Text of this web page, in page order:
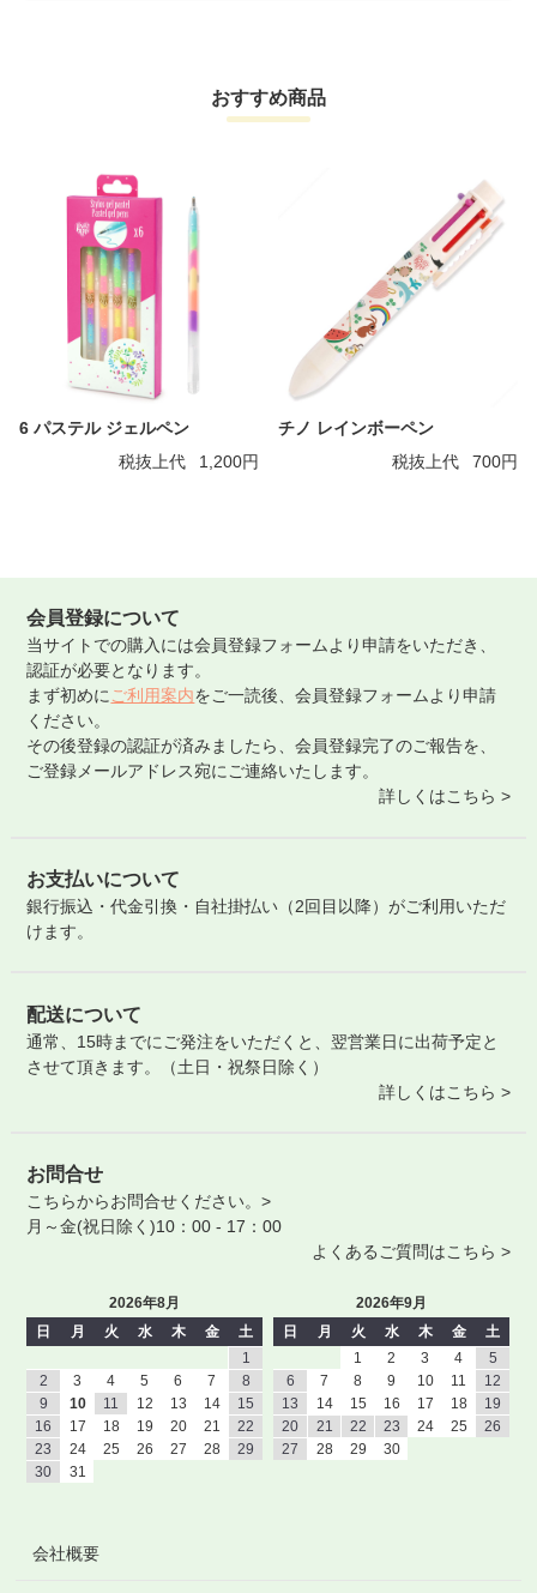
おすすめ商品
6 パステル ジェルペン
税抜上代
1,200円
チノ レインボーペン
税抜上代
700円
会員登録について
当サイトでの購入には会員登録フォームより申請をいただき、
認証が必要となります。
まず初めに ご利用案内をご一読後、会員登録フォームより申請
ください。
その後登録の認証が済みましたら、会員登録完了のご報告を、
ご登録メールアドレス宛にご連絡いたします。
詳しくはこちら >
お支払いについて
銀行振込・代金引換・自社掛払い（2回目以降）がご利用いただ
けます。
配送について
通常、15時までにご発注をいただくと、翌営業日に出荷予定と
させて頂きます。（土日・祝祭日除く）
詳しくはこちら >
お問合せ
こちらからお問合せください。>
月～金(祝日除く)10：00 - 17：00
よくあるご質問はこちら >
2026年8月
日
月 火 水 木 金
土
1
2
3 4 5 6 7
8
9
10 11 12 13 14
15
16
17 18 19 20 21
22
23
24 25 26 27 28
29
30
31
2026年9月
日
月 火 水 木 金
土
1
2 3 4
5
6
7 8 9 10 11
12
13
14 15 16 17 18
19
20
21 22 23 24 25
26
27
28 29 30
会社概要